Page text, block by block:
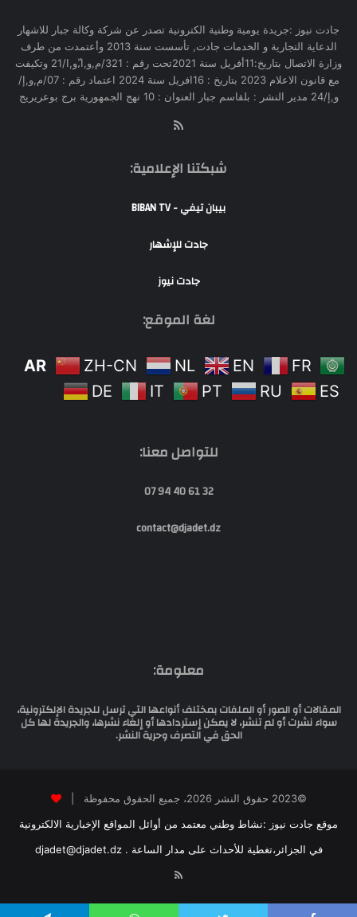
جادت نيوز :جريدة يومية وطنية الكترونية تصدر عن شركة وكالة جبار للاشهار
الدعاية التجارية و الخدمات جادت, تأسست سنة 2013 وأعتمدت من طرف
وزارة الاتصال بتاريخ:11أفريل سنة 2021تحت رقم : 321/م,و,ا,ّو,ا/21 وتكيفت
مع قانون الاعلام 2023 بتاريخ : 16افريل سنة 2024 اعتماد رقم : 07/م,و,إ/
و,إ/24 مدير النشر : بلقاسم جبار العنوان : 10 نهج الجمهورية برج بوعريريج
شبكتنا الإعلامية:
بيبان تيفي - BIBAN TV
جادت للإشهار
جادت نيوز
لغة الموقع:
AR ZH-CN NL EN
FR
DE
IT PT RU ES
للتواصل معنا:
32 61 40 94 07
contact@djadet.dz
معلومة:
المقالات أو الصور أو الملفات بمختلف أنواعها التي ترسل للجريدة الإلكترونية،
سواء نشرت أو لم تنشر، لا يمكن إستردادها أو إلغاء نشرها، والجريدة لها كل
الحق في التصرف وحرية النشر.
©2023 حقوق النشر 2026، جميع الحقوق محفوظة |
موقع جادت نيوز :نشاط وطني معتمد من أوائل المواقع الإخبارية الالكترونية
في الجزائر،تغطية للأحداث على مدار الساعة . djadet@djadet.dz
RSS